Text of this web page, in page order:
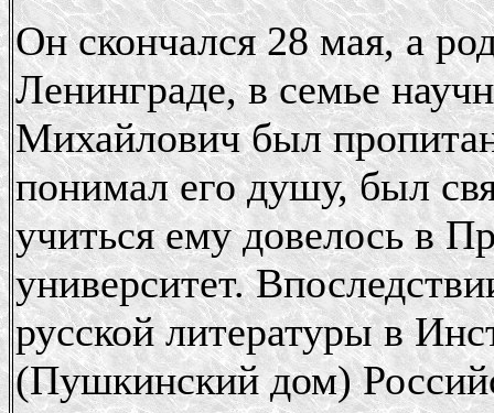
Он скончался 28 мая, а
Ленинграде, в семье
Михайлович был
понимал его душу, был
учиться ему довелось в
университет.
русской литературы в
(Пушкинский дом)